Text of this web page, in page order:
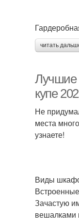
читать
Лучшие
купе
Не
места
узнаете!
Виды
Зачастую
вешалками